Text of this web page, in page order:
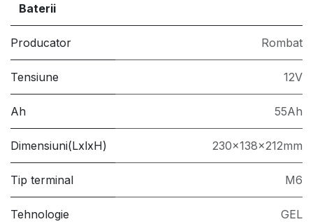
Baterii
Producator Rombat
Tensiune 12V
Ah 55Ah
Dimensiuni(LxlxH) 230x138x212mm
Tip terminal M6
Tehnologie GEL